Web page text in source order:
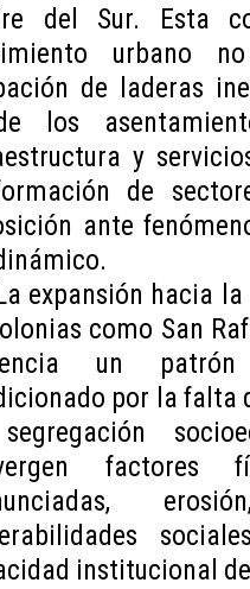
del Sur. Esta
urbano
de laderas
los
y
de
ante
expansión hacia
como San
un patrón
por la falta
factores
institucional